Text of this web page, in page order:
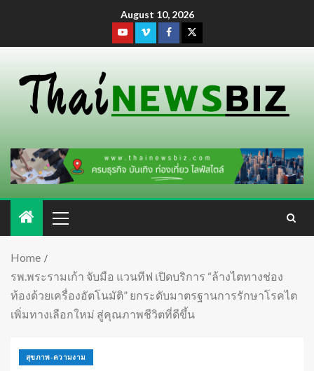
August 10, 2026
Home
รพ.พระรามเก้า จับมือ แวนทีฟ เปิดบริการ “ล้างไตทางช่อง
ท้องด้วยเครื่องอัตโนมัติ” ยกระดับมาตรฐานการรักษาโรคไต
เพิ่มทางเลือกใหม่ สู่คุณภาพชีวิตที่ดีขึ้น
สุขภาพ-ความงาม